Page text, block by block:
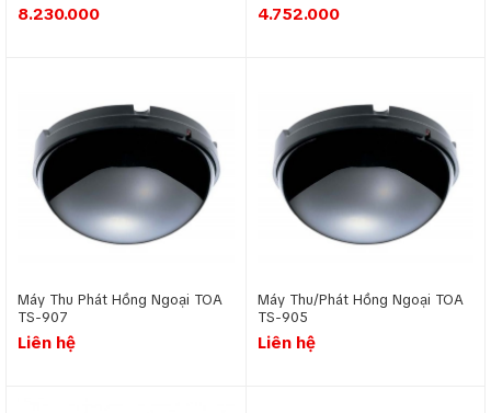
Bạn không cần lo lắng về nhiễu sóng radio, bị nghe
trộm hay rò rỉ thông tin nhờ hệ thống sử dụng phương
thức truyền tin thông qua hệ thống không dây hồng
ngoại.
Kết nối linh hoạt với cáp Cat 5 cho thiết bị có dây.
Thích hợp sử dụng cho cả những nơi lắp đặt tạm thời
hoặc cố định.
Hệ thống có thể điều khiển bằng các thiết bị bên ngoài
thông qua cổng RS-232C và cổng USB.
Có thể kiểm soát từng thiết bị bằng cách gán địa chỉ
8.230.000 4.752.000
Máy Thu Phát Hồng Ngoại TOA
TS-907
Liên hệ
Máy Thu/Phát Hồng Ngoại TOA
TS-905
Liên hệ